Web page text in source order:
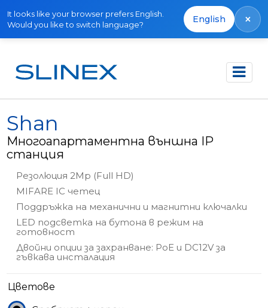
It looks like your browser prefers English.
Would you like to switch language?
English ×
Начало Продукти
Shan
Многоапартаментна външна IP
станция
Резолюция 2Mp (Full HD)
MIFARE IC четец
Поддръжка на механични и магнитни ключалки
LED подсветка на бутона в режим на
готовност
Двойни опции за захранване: PoE и DC12V за
гъвкава инсталация
Цветове